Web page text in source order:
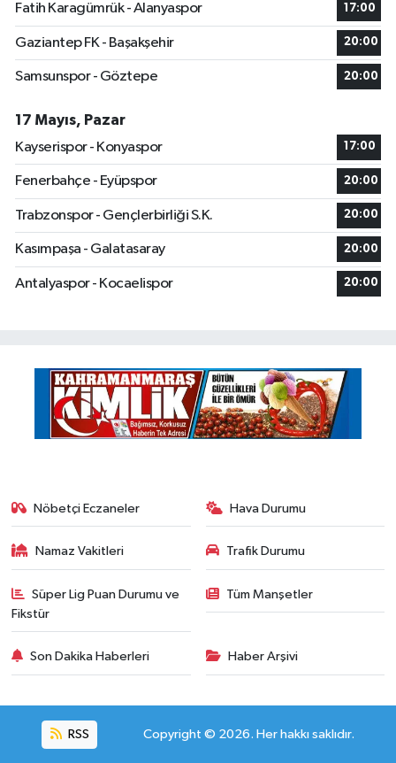
Fatih Karagümrük - Alanyaspor
17:00
Gaziantep FK - Başakşehir 20:00
Samsunspor - Göztepe 20:00
17 Mayıs, Pazar
Kayserispor - Konyaspor
17:00
Fenerbahçe - Eyüpspor 20:00
Trabzonspor - Gençlerbirliği S.K. 20:00
Kasımpaşa - Galatasaray 20:00
Antalyaspor - Kocaelispor 20:00
Nöbetçi Eczaneler Hava Durumu
Namaz Vakitleri Trafik Durumu
Süper Lig Puan Durumu ve
Fikstür
Tüm Manşetler
Son Dakika Haberleri Haber Arşivi
RSS Copyright © 2026. Her hakkı saklıdır.